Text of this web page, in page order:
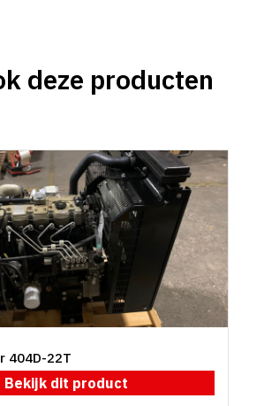
deze producten
404D-22T
Bekijk dit product